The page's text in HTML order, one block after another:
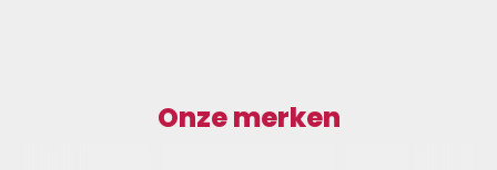
Onze merken